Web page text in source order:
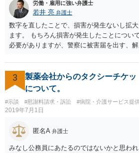
しく悪くなってしまったとか， 手術のミス
しまったとかいう事情があれば， 追加請求
ただし，手術代の返金に応じた際に「これ
ん」という趣旨の合意をしてしまっている
には困難となります。
労働・雇用に強い弁護士
若井 亮 弁護士
数字を直したことで、損害が発生ないし拡
ます。 もちろん損害が発生したことについ
必要がありますが、警察に被害届を出す、
とで、損害の証明なくとも解決金という形
スがあるのでご注意ください。
3
製薬会社からのタクシーチケ
について。
#示談 #慰謝料請求・訴訟 #病院・介護サービス提
2019年7月1日
匿名A 弁護士
みなし公務員にあたるのではないかと思わ